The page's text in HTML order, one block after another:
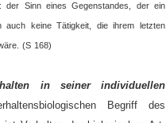
der Sinn eines Gegenstandes, der ein
auch keine Tätigkeit, die ihrem letzten
(S 168)
in seiner individuellen
Begriff des